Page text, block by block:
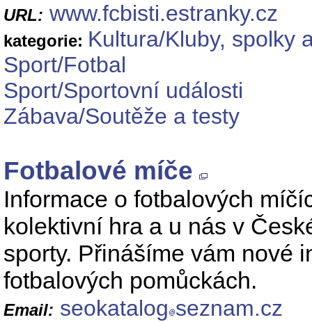
URL: www.fcbisti.estranky.cz
kategorie: Kultura/Kluby, spolky
Sport/Fotbal
Sport/Sportovní události
Zábava/Soutěže a testy
Fotbalové míče
Informace o fotbalových
kolektivní hra a u nás v
sporty. Přinášíme vám nové
fotbalových pomůckách.
Email: seokatalog seznam.cz